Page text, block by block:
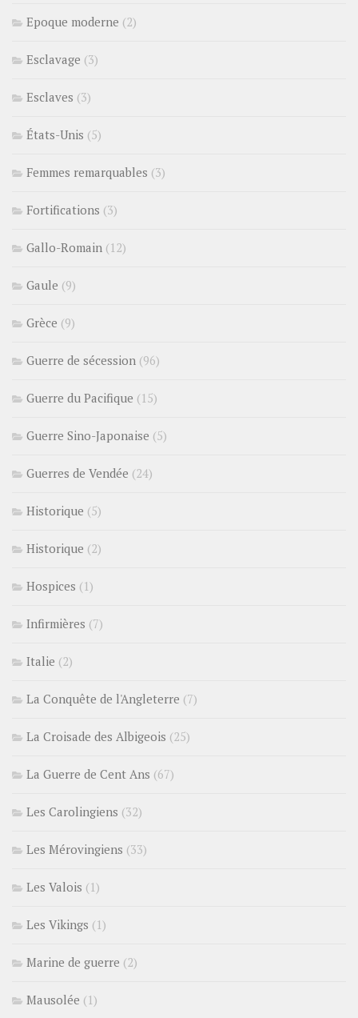
Epoque moderne (2)
Esclavage (3)
Esclaves (3)
États-Unis (5)
Femmes remarquables (3)
Fortifications (3)
Gallo-Romain (12)
Gaule (9)
Grèce (9)
Guerre de sécession (96)
Guerre du Pacifique (15)
Guerre Sino-Japonaise (5)
Guerres de Vendée (24)
Historique (5)
Historique (2)
Hospices (1)
Infirmières (7)
Italie (2)
La Conquête de l'Angleterre (7)
La Croisade des Albigeois (25)
La Guerre de Cent Ans (67)
Les Carolingiens (32)
Les Mérovingiens (33)
Les Valois (1)
Les Vikings (1)
Marine de guerre (2)
Mausolée (1)